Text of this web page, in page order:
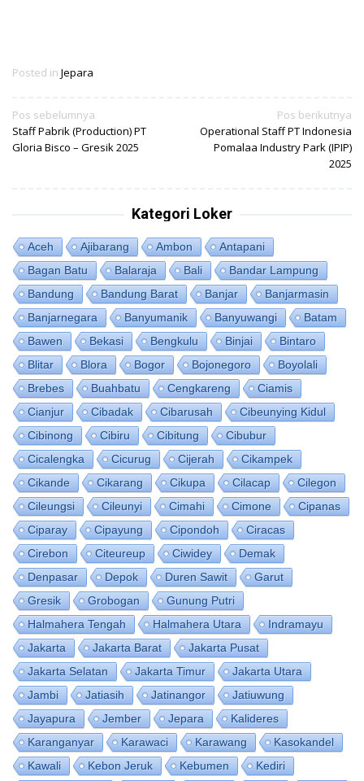
Posted in Jepara
Navigasi
pos
Pos sebelumnya
Staff Pabrik (Production) PT
Gloria Bisco – Gresik 2025
Pos berikutnya
Operational Staff PT Indonesia
Pomalaa Industry Park (IPIP)
2025
Kategori Loker
Aceh Ajibarang Ambon
Antapani
Bagan Batu
Balaraja Bali
Bandar Lampung
Bandung
Bandung Barat Banjar
Banjarmasin
Banjarnegara
Banyumanik Banyuwangi
Batam
Bawen
Bekasi Bengkulu Binjai
Bintaro
Blitar
Blora Bogor Bojonegoro
Boyolali
Brebes
Buahbatu Cengkareng
Ciamis
Cianjur
Cibadak Cibarusah
Cibeunying Kidul
Cibinong
Cibiru Cibitung
Cibubur
Cicalengka
Cicurug Cijerah
Cikampek
Cikande
Cikarang Cikupa Cilacap
Cilegon
Cileungsi
Cileunyi Cimahi Cimone
Cipanas
Ciparay
Cipayung Cipondoh
Ciracas
Cirebon
Citeureup Ciwidey
Demak
Denpasar
Depok Duren Sawit
Garut
Gresik
Grobogan
Gunung Putri
Halmahera Tengah
Halmahera Utara
Indramayu
Jakarta
Jakarta Barat
Jakarta Pusat
Jakarta Selatan
Jakarta Timur
Jakarta Utara
Jambi
Jatiasih Jatinangor
Jatiuwung
Jayapura
Jember Jepara
Kalideres
Karanganyar
Karawaci Karawang
Kasokandel
Kawali
Kebon Jeruk Kebumen
Kediri